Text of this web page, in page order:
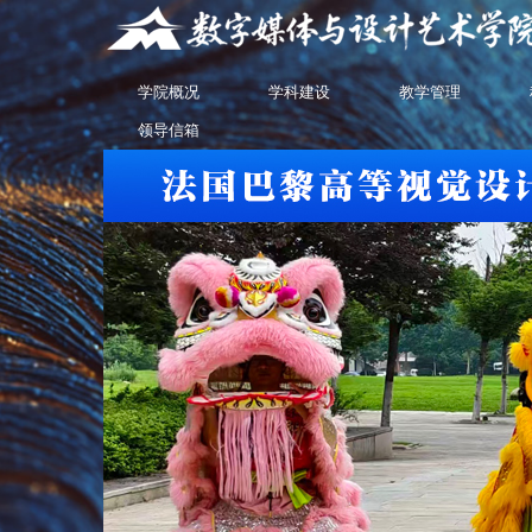
学院概况 学科建设 教学管理
领导信箱